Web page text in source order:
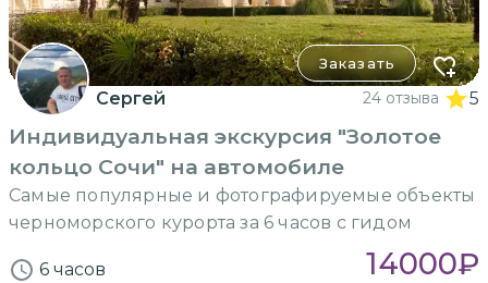
Заказать
Сергей 24 отзыва 5
Индивидуальная экскурсия "Золотое
кольцо Сочи" на автомобиле
Самые популярные и фотографируемые объекты
черноморского курорта за 6 часов с гидом
6 часов 14000₽